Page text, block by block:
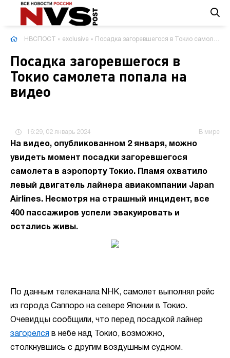
НВСПОСТ » exclusive » Посадка загоревшегося в Токио самолета попала на видео
Посадка загоревшегося в
Токио самолета попала на
видео
16:29, 02 январь 2024 В мире
На видео, опубликованном 2 января, можно
увидеть момент посадки загоревшегося
самолета в аэропорту Токио. Пламя охватило
левый двигатель лайнера авиакомпании Japan
Airlines. Несмотря на страшный инцидент, все
400 пассажиров успели эвакуировать и
остались живы.
По данным телеканала NHK, самолет выполнял рейс
из города Саппоро на севере Японии в Токио.
Очевидцы сообщили, что перед посадкой лайнер
загорелся в небе над Токио, возможно,
столкнувшись с другим воздушным судном.